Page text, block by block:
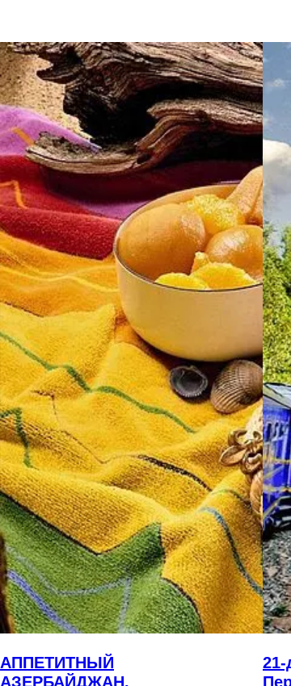
АППЕТИТНЫЙ
АЗЕРБАЙДЖАН.